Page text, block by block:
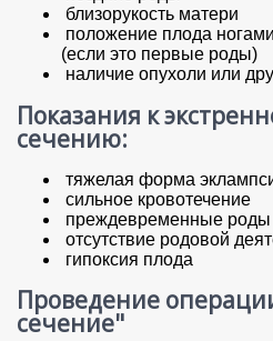
близорукость матери
положение плода
(если это первые роды)
наличие опухоли или
Показания к
сечению:
тяжелая форма
сильное кровотечение
преждевременные роды
отсутствие родовой
гипоксия плода
Проведение
сечение"